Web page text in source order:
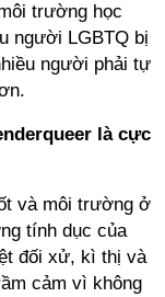
trường học
người LGBTQ bị
người phải tự
là cực
và môi trường ở
tính dục của
đối xử, kì thị và
cảm vì không